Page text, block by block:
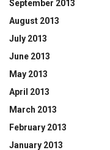
September 2013
August 2013
July 2013
June 2013
May 2013
April 2013
March 2013
February 2013
January 2013